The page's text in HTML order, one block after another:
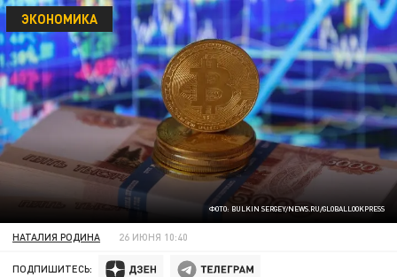
ФОТО: BULKIN SERGEY/NEWS.RU/GLOBALLOOKPRESS
ЭКОНОМИКА
НАТАЛИЯ РОДИНА 26 ИЮНЯ 10:40
ПОДПИШИТЕСЬ: